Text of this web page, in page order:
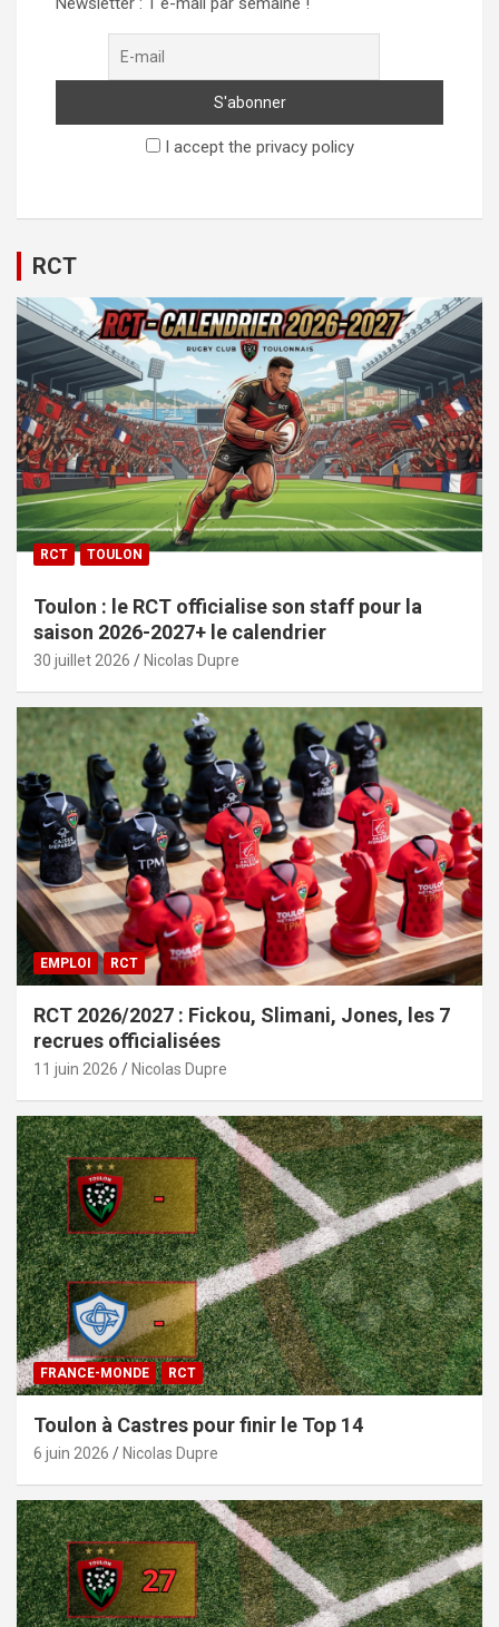
I accept the privacy policy
RCT
RCT TOULON
Toulon : le RCT officialise son staff pour la
saison 2026-2027+ le calendrier
30 juillet 2026 Nicolas Dupre
EMPLOI RCT
RCT 2026/2027 : Fickou, Slimani, Jones, les 7
recrues officialisées
11 juin 2026 Nicolas Dupre
FRANCE-MONDE RCT
Toulon à Castres pour finir le Top 14
6 juin 2026 Nicolas Dupre